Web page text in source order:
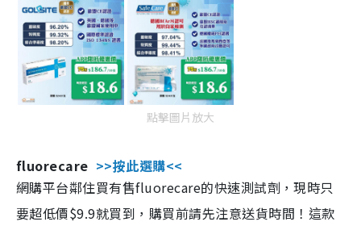
點擊圖片放大
fluorecare >>按此選購<<
網購平台鄰住買有售fluorecare的快速測試劑，現時只
要超低價$9.9就買到，購買前請先注意送貨時間！這款